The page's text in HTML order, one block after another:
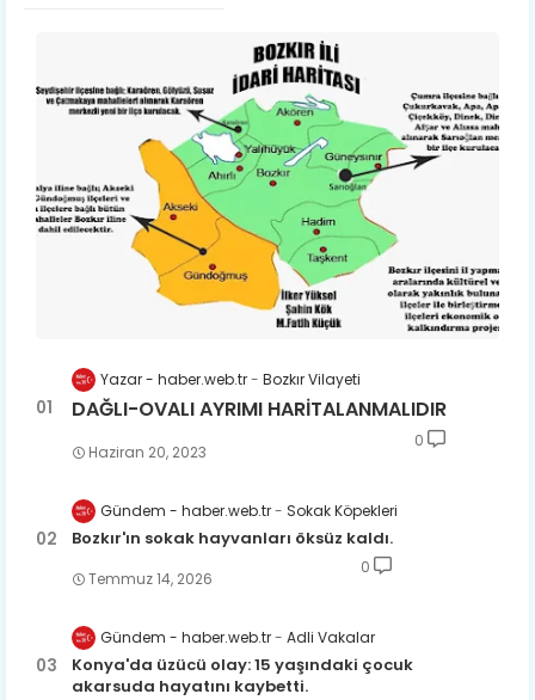
Yazar - haber.web.tr Bozkır Vilayeti
DAĞLI-OVALI AYRIMI HARİTALANMALIDIR
Haziran 20, 2023
0
Gündem - haber.web.tr Sokak Köpekleri
Bozkır'ın sokak hayvanları öksüz kaldı.
Temmuz 14, 2026
0
Gündem - haber.web.tr Adli Vakalar
Konya'da üzücü olay: 15 yaşındaki çocuk
akarsuda hayatını kaybetti.